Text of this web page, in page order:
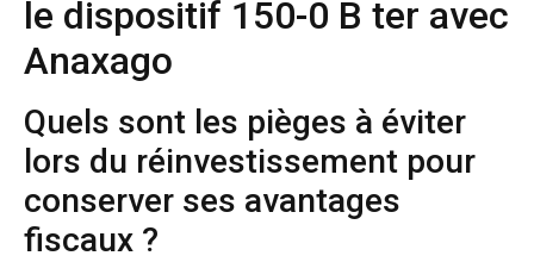
le dispositif 150-0 B ter avec
Anaxago
Quels sont les pièges à éviter
lors du réinvestissement pour
conserver ses avantages
fiscaux ?